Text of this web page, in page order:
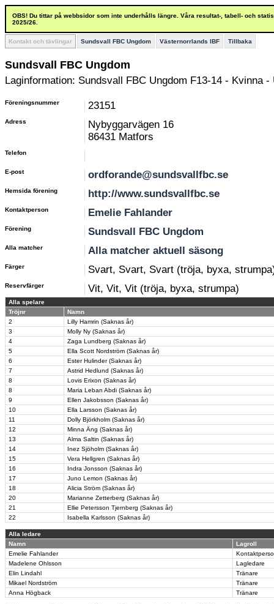
OBS! Du tittar på webbsidor som inte underhålls längre. Våra resultat-, tabell- och
2025/26.
Kontakt och tävlingar Sundsvall FBC Ungdom Västernorrlands IBF Tillbaka
Sundsvall FBC Ungdom
Laginformation: Sundsvall FBC Ungdom F13-14 - Kvinna -
Föreningsnummer 23151
Adress
Nybyggarvägen 16
86431 Matfors
Telefon
E-post ordforande@sundsvallfbc.se
Hemsida förening http://www.sundsvallfbc.se
Kontaktperson Emelie Fahlander
Förening Sundsvall FBC Ungdom
Alla matcher Alla matcher aktuell säsong
Färger Svart, Svart, Svart (tröja, byxa,
Reservfärger Vit, Vit, Vit (tröja, byxa, strumpa)
Alla spelare
Tröjnr
Namn
2
Lilly Hamrin (Saknas år)
3
Molly Ny (Saknas år)
4
Zaga Lundberg (Saknas år)
5
Ella Scott Nordström (Saknas år)
6
Ester Hulinder (Saknas år)
7
Astrid Hedlund (Saknas år)
8
Lovis Erixon (Saknas år)
8
Maria Leban Abdi (Saknas år)
9
Ellen Jakobsson (Saknas år)
10
Ella Larsson (Saknas år)
11
Dolly Björkholm (Saknas år)
12
Minna Äng (Saknas år)
13
Alma Saltin (Saknas år)
14
Inez Sjöholm (Saknas år)
15
Vera Hellgren (Saknas år)
16
Indra Jonsson (Saknas år)
17
Juno Lemon (Saknas år)
18
Alicia Ström (Saknas år)
20
Marianne Zetterberg (Saknas år)
21
Ellie Petersson Tjernberg (Saknas år)
22
Isabella Karlsson (Saknas år)
Alla ledare
Namn
Lagroll
Emelie Fahlander
Madelene Ohlsson
Lagledare
Elin Lindahl
Tränare
Mikael Nordström
Tränare
Anna Högback
Tränare